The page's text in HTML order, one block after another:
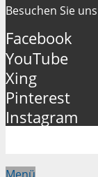
Besuchen Sie
Facebook
YouTube
Xing
Pinterest
Instagram